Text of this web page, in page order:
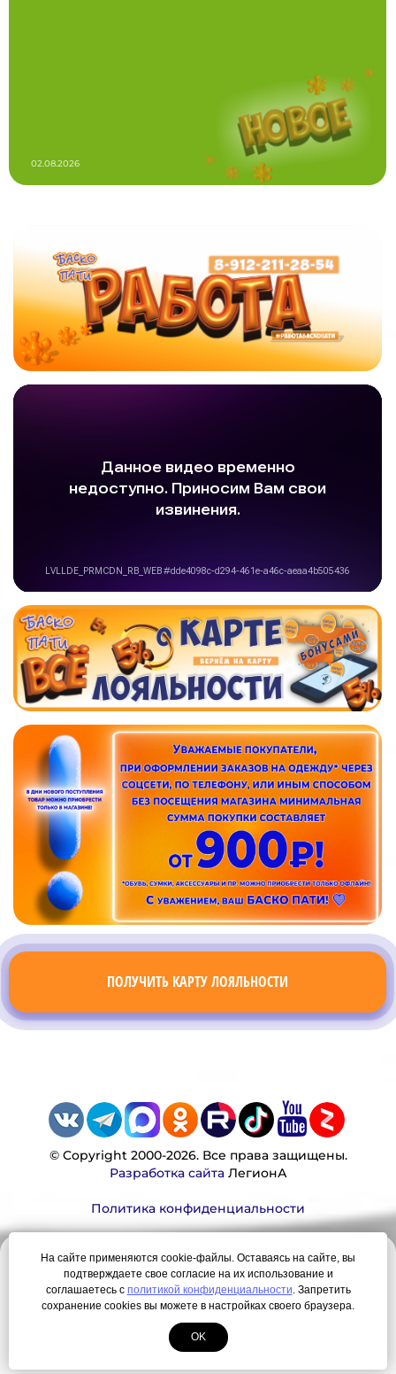
02.08.2026
ПОЛУЧИТЬ КАРТУ ЛОЯЛЬНОСТИ
© Copyright 2000-2026. Все права защищены.
Разработка сайтаЛегионА
Политика конфиденциальности
Наша миссия:
Мы — честно, много, давно продаем вещи,
которые Вы ищете. Для нас главная ценность —
результат для нашего клиента!
На сайте применяются cookie-файлы. Оставаясь на сайте, вы
подтверждаете свое согласие на их использование и
соглашаетесь с политикой конфиденциальности. Запретить
сохранение cookies вы можете в настройках своего браузера.
OK